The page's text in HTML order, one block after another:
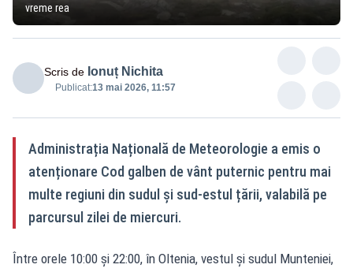
vreme rea
Scris de Ionuț Nichita
Publicat:13 mai 2026, 11:57
Administrația Națională de Meteorologie a emis o
atenționare Cod galben de vânt puternic pentru mai
multe regiuni din sudul și sud-estul țării, valabilă pe
parcursul zilei de miercuri.
Între orele 10:00 și 22:00, în Oltenia, vestul și sudul Munteniei,